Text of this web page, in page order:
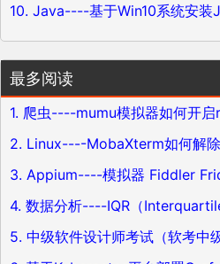
10. Java----基于Win10系统安装
最多阅读
1. 爬虫----mumu模拟器如何开
2. Linux----MobaXterm如何解
3. Appium----模拟器 Fiddler
4. 数据分析----IQR（
5. 中级软件设计师考试（软考中